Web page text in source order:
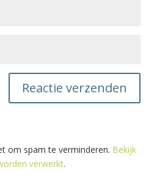
om spam te verminderen. Bekijk
verwerkt.